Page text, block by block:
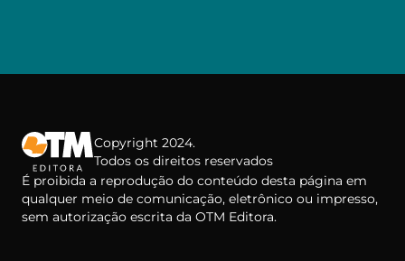
Copyright 2024.
Todos os direitos reservados
É proibida a reprodução do conteúdo desta página em
qualquer meio de comunicação, eletrônico ou impresso,
sem autorização escrita da OTM Editora.